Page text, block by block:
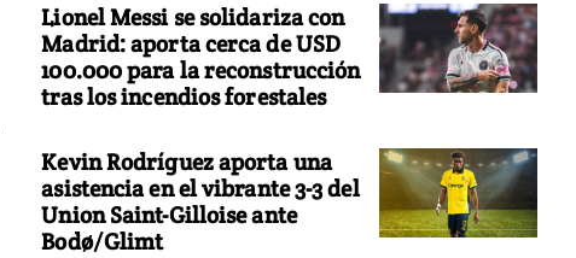
Lionel Messi se solidariza con
Madrid: aporta cerca de USD
100.000 para la reconstrucción
tras los incendios forestales
Kevin Rodríguez aporta una
asistencia en el vibrante 3-3 del
Union Saint-Gilloise ante
Bodø/Glimt